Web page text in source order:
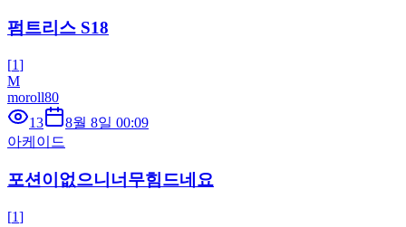
펌트리스 S18
[1]
M
moroll80
13
8월 8일 00:09
아케이드
포션이없으니너무힘드네요
[1]